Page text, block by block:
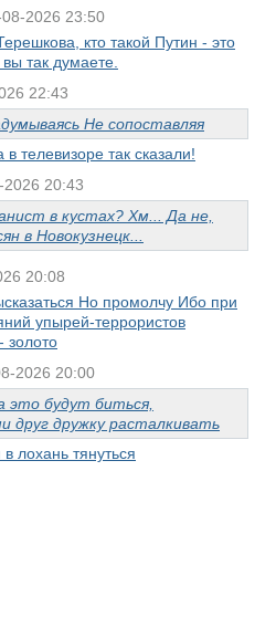
2026 23:50
кто такой Путин - это
так думаете.
22:43
Не сопоставляя
телевизоре так сказали!
2026 20:43
в кустах? Хм... Да не,
в Новокузнецк...
20:08
Но промолчу Ибо при
упырей-террористов
золото
2026 20:00
это будут биться,
друг дружку расталкивать
лохань тянуться